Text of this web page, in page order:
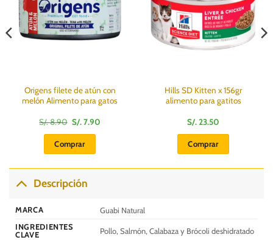
Origens filete de atún con
melón Alimento para gatos
S/.8.90 El
precio
original
era:
S/.
S/.7.90El
Comprar
Hills SD Kitten x 156gr
alimento para gatitos
S/.23.50
Comprar
Descripción
MARCA
Guabi Natural
INGREDIENTES
CLAVE
Pollo, Salmón, Calabaza y Brócoli deshidratado